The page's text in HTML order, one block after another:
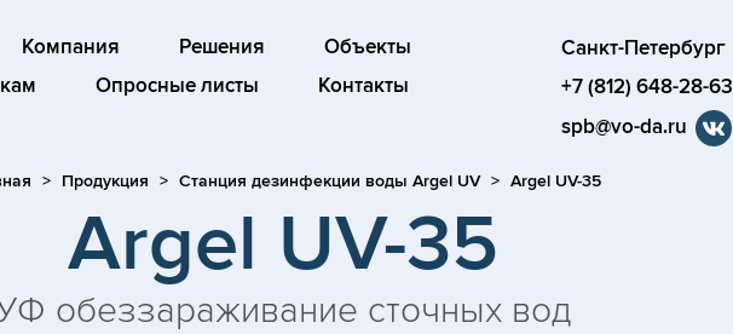
Компания Решения
Объекты
Опросные листы Контакты
Санкт-Петербург
+7 (812) 648-28-63
spb@vo-da.ru
Продукция Станция дезинфекции воды Argel UV Argel UV-35
Argel UV-35
обеззараживание сточных вод